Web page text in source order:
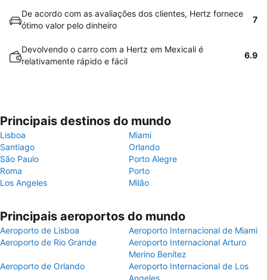
De acordo com as avaliações dos clientes, Hertz fornece
ótimo valor pelo dinheiro
7
Devolvendo o carro com a Hertz em Mexicali é
relativamente rápido e fácil
6.9
Principais destinos do mundo
Lisboa
Miami
Santiago
Orlando
São Paulo
Porto Alegre
Roma
Porto
Los Angeles
Milão
Principais aeroportos do mundo
Aeroporto de Lisboa
Aeroporto Internacional de Miami
Aeroporto de Rio Grande
Aeroporto Internacional Arturo
Merino Benítez
Aeroporto de Orlando
Aeroporto Internacional de Los
Angeles